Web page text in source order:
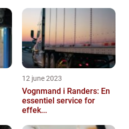
12 june 2023
Vognmand i Randers: En
essentiel service for
effek...